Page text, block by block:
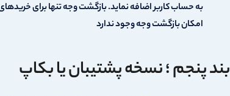
به حساب کاربر اضافه نماید. بازگشت وجه تنها برای
امکان بازگشت وجه وجود ندارد
بند پنجم ؛ نسخه پشتیبان یا بکاپ